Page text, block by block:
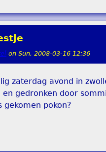
on Sun, 2008-03-16 12:36
zaterdag avond in
en gedronken door
gekomen pokon?